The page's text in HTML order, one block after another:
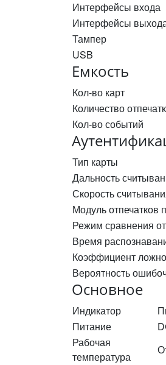
Интерфейсы входа
Интерфейсы
Тампер
USB
Емкость
Кол-во карт
Количество
Кол-во событий
Тип карты
Дальность
Скорость
Модуль отпечатков
Режим сравнения
Время
Коэффициент
Вероятность
Основное
Индикатор
Питание
Рабочая
температура